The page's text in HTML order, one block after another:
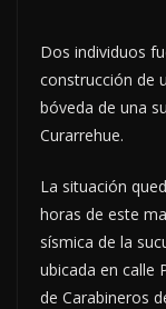
Dos individuos
construcción de
bóveda de una
Curarrehue.
La situación
horas de este
sísmica de la
ubicada en calle
de Carabineros